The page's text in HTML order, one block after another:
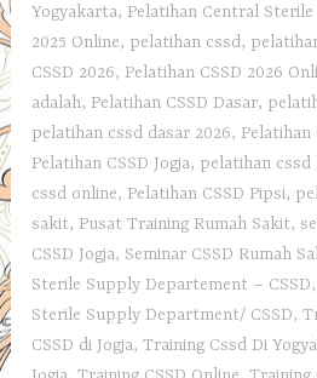
Yogyakarta, Pelatihan Central
2025 Online, pelatihan cssd,
CSSD 2026, Pelatihan CSSD 2026
adalah, Pelatihan CSSD Dasar,
pelatihan cssd dasar 2026, Pelatihan
Pelatihan CSSD Jogja, pelatihan cssd
cssd online, Pelatihan CSSD Pipsi,
sakit, Pusat Training Rumah Sakit,
CSSD Jogja, Seminar CSSD Rumah
Sterile Supply Departement – CSSD
Sterile Supply Department/ CSSD,
CSSD di Jogja,Training Cssd Di